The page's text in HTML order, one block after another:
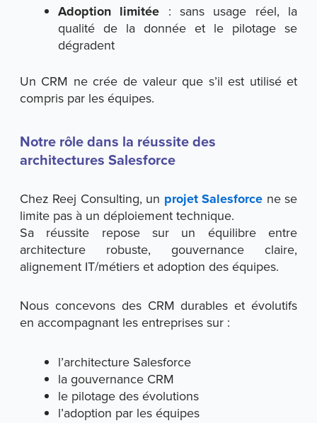
Adoption limitée : sans usage réel, la
qualité de la donnée et le pilotage se
dégradent
Un CRM ne crée de valeur que s’il est utilisé et
compris par les équipes.
Notre rôle dans la réussite des
architectures Salesforce
Chez Reej Consulting, un projet Salesforce ne se
limite pas à un déploiement technique.
Sa réussite repose sur un équilibre entre
architecture robuste, gouvernance claire,
alignement IT/métiers et adoption des équipes.
Nous concevons des CRM durables et évolutifs
en accompagnant les entreprises sur :
l’architecture Salesforce
la gouvernance CRM
le pilotage des évolutions
l’adoption par les équipes